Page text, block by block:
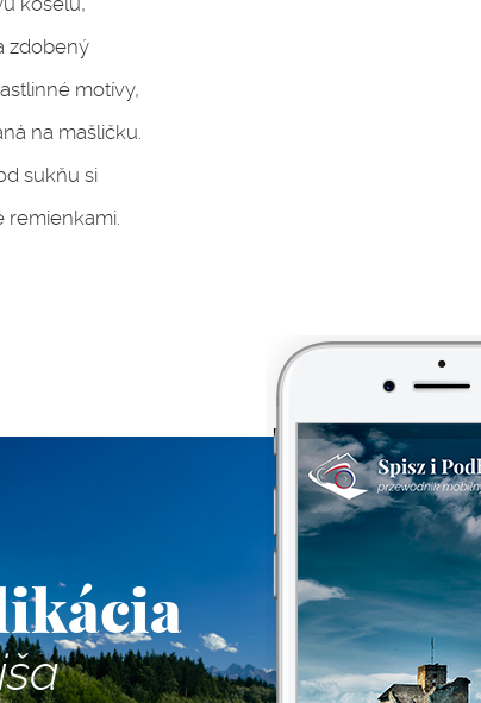
zdobený
motívy,
na mašličku.
sukňu si
remienkami.